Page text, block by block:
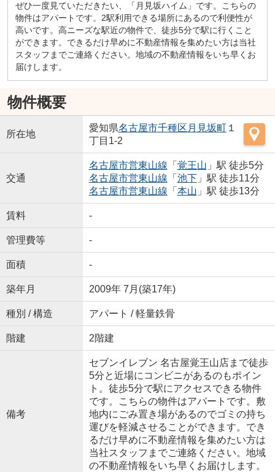
ぜひ一度見ていただきたい、「月見坂ハイム」です。こちらの
物件はアパートです。2駅利用できる場所にあるので利便性が
高いです。高ニーズな駅近の物件で、徒歩5分で駅に行くこと
ができます。できるだけ早めに不動産情報を集めたい方は当社
スタッフまでご連絡ください。地域の不動産情報をいち早くお
届けします。
物件概要
所在地
愛知県名古屋市千種区月見坂町１
丁目1-2
交通
名古屋市営東山線 「 覚王山 」駅 徒歩5分
名古屋市営東山線 「 池下」駅 徒歩11分
名古屋市営東山線 「 本山 」駅 徒歩13分
賃料 -
管理費等 -
面積 -
築年月 2009年 7月(築17年)
種別 / 構造 アパート / 軽量鉄骨
階建 2階建
備考
セブンイレブン 名古屋覚王山店まで徒歩
5分と近場にコンビニがあるのもポイン
ト。徒歩5分で駅にアクセスできる物件
です。こちらの物件はアパートです。敷
地内にごみ置き場があるのでゴミの持ち
運びを軽減させることができます。でき
るだけ早めに不動産情報を集めたい方は
当社スタッフまでご連絡ください。地域
の不動産情報をいち早くお届けします。